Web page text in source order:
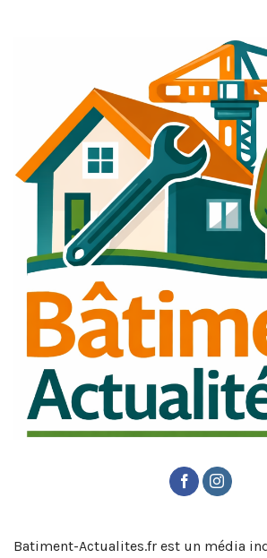
Batiment-Actualites.fr est un média